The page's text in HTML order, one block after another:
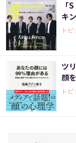
「
キ
ト
ツ
顔
トピ